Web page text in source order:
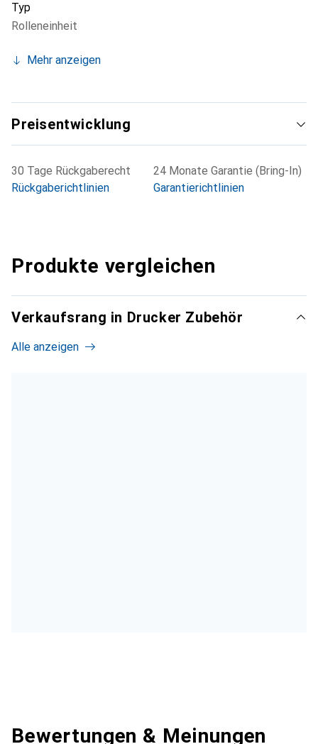
Roller Assembly Kit können Anwender die Lebensdauer
ihres Scanners verlängern und die Qualität der Scans
Typ
Rolleneinheit
Mehr anzeigen
Preisentwicklung
30 Tage Rückgaberecht
Rückgaberichtlinien
24 Monate Garantie (Bring-In)
Garantierichtlinien
Produkte vergleichen
Verkaufsrang in Drucker Zubehör
Alle anzeigen
Bewertungen & Meinungen